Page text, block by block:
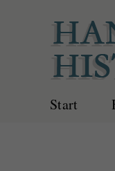
innehållet
Start